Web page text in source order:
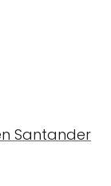
Santander